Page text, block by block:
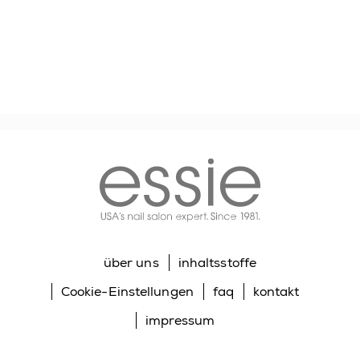
über uns
inhaltsstoffe
Cookie-Einstellungen
faq
kontakt
impressum